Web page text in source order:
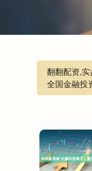
翻翻配资,
全国金融投